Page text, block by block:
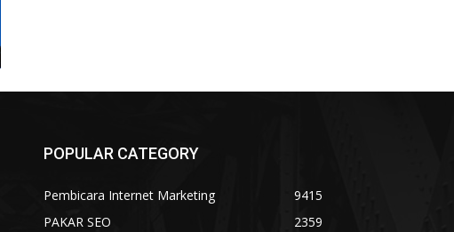
POPULAR CATEGORY
Pembicara Internet Marketing
9415
PAKAR SEO
2359